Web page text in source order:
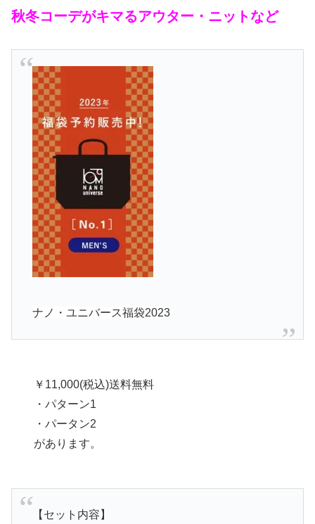
秋冬コーデがキマるアウター・ニットなど
ナノ・ユニバース福袋2023
￥11,000(税込)送料無料
・パターン1
・パータン2
があります。
【セット内容】